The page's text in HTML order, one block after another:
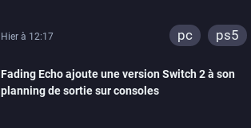
Hier à 12:17 pc ps5
Fading Echo ajoute une version Switch 2 à son
planning de sortie sur consoles